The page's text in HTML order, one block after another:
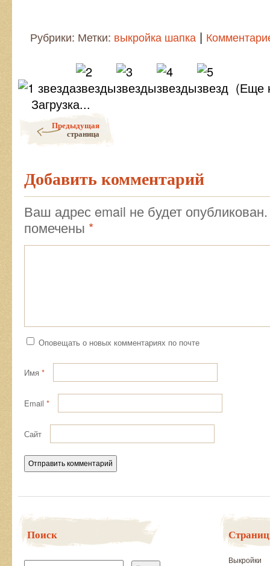
Рубрики: Метки: выкройка шапка |
(Еще
Загрузка...
Предыдущая
страница
Добавить комментарий
Ваш адрес email не будет опубликован.
помечены *
Оповещать о новых комментариях по почте
Имя *
Email *
Сайт
Поиск
Найти:
Выкройки